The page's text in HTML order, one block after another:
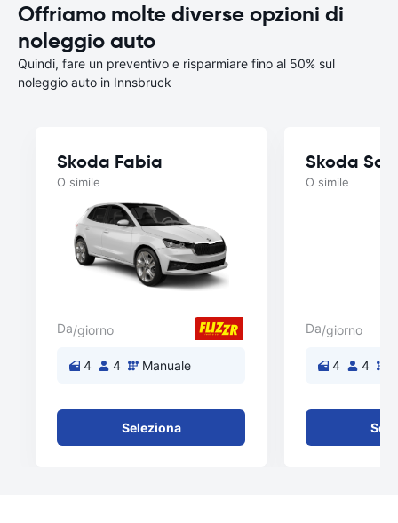
Offriamo molte diverse opzioni di
noleggio auto
Quindi, fare un preventivo e risparmiare fino al 50% sul
noleggio auto in Innsbruck
Skoda Fabia
O simile
Da/giorno
4 4 Manuale
Seleziona
Skoda
O simile
Da/giorno
4 4